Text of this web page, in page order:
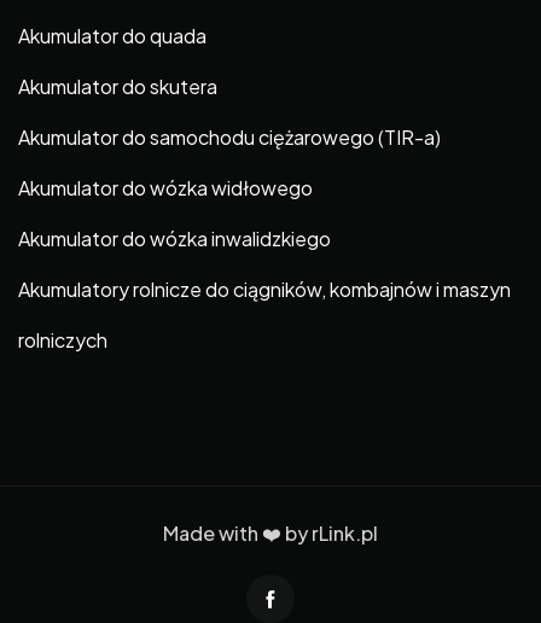
Akumulator do quada
Akumulator do skutera
Akumulator do samochodu ciężarowego (TIR-a)
Akumulator do wózka widłowego
Akumulator do wózka inwalidzkiego
Akumulatory rolnicze do ciągników, kombajnów i maszyn
rolniczych
Made with ❤️ byrLink.pl